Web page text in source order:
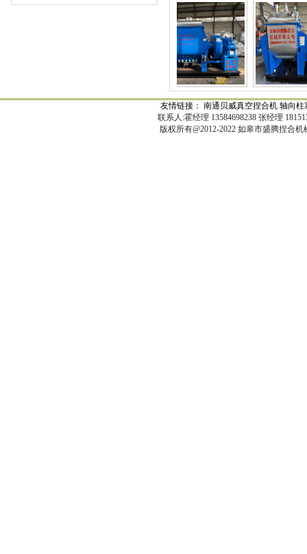
友情链接： 南通贝威真空捏合机 轴向柱
联系人:霍经理 13584698238 张经理
版权所有@2012-2022 如皋市盛腾捏合